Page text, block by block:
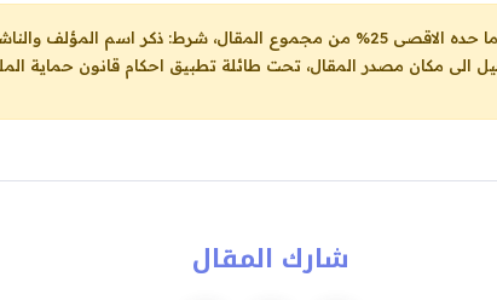
المؤلف والناشر ووضع رابط
الى مكان مصدر المقال، تحت طائلة تطبيق احكام قانون حماية
شارك المقال